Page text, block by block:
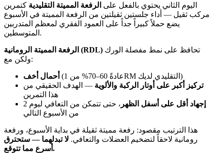
اليوم الثاني يحتوي بالفعل على الرفعة المميتة التقليدية كتمرين
مركب ثقيل — أداء جلستين ثقيلتين من الرفعة المميتة في الأسبوع
يضع حملاً كبيراً جداً على العمود الفقري لمعظم المتدربين
المتوسطين.
الرفعة المميتة الرومانية (RDL)
ولكن مع:
أحمال أخف
(عادةً 60–70% من 1RM التقليدي لديك)
تركيز أكبر على أوتار الركبة والألوية — الهدف الحقيقي من
هذا التمرين
إجهاد أقل على أسفل الظهر
، حتى تتمكن من التعافي ليوم 2
من الأسبوع التالي
هذا الترتيب مقصود: رفعة مميتة ثقيلة في بداية الأسبوع، ورفعة
رومانية لاحقاً لتضخيم العضلات والتعافي. لا تبدلهما — ستحترق
أسرع مما تتوقع.